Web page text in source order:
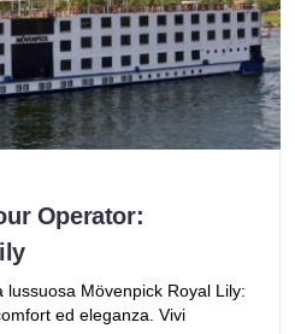
Operator:
lussuosa Mövenpick Royal Lily:
ed eleganza. Vivi